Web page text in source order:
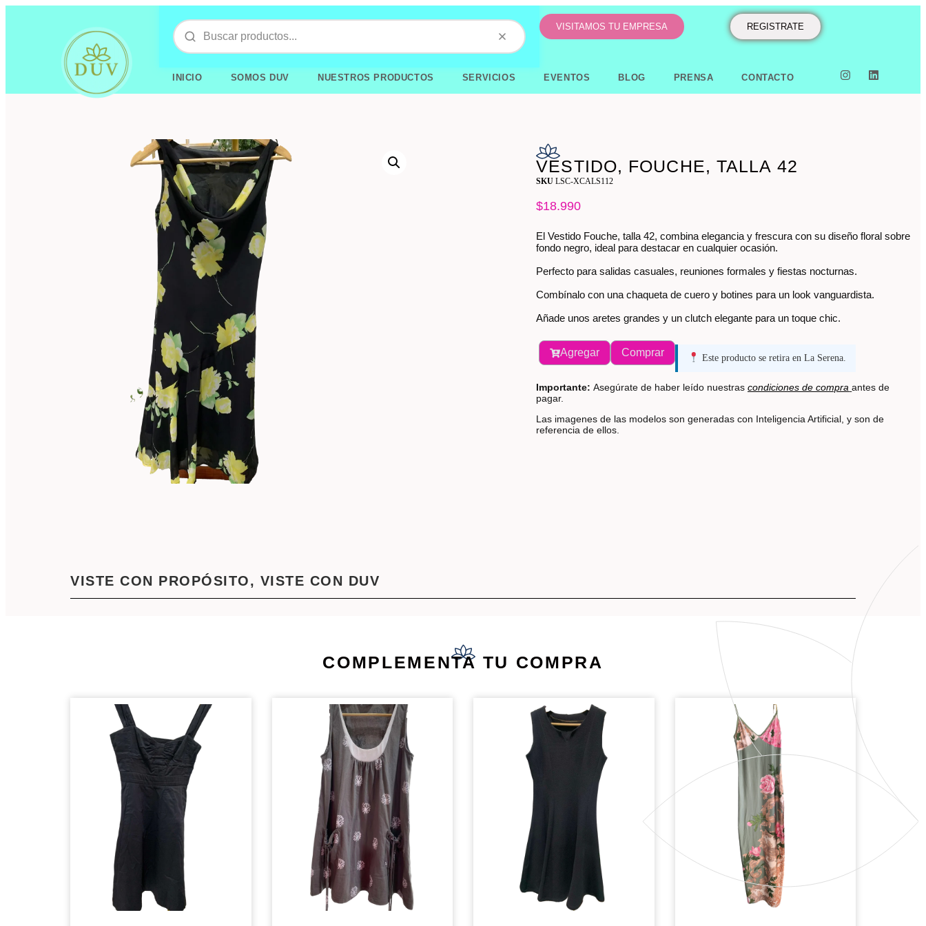
VISITAMOS TU EMPRESA REGISTRATE
INICIO SOMOS DUV NUESTROS PRODUCTOS SERVICIOS EVENTOS BLOG PRENSA CONTACTO
VESTIDO, FOUCHE, TALLA 42
SKULSC-XCALS112
$18.990
El Vestido Fouche, talla 42, combina elegancia y frescura con su diseño floral sobre
fondo negro, ideal para destacar en cualquier ocasión.
Perfecto para salidas casuales, reuniones formales y fiestas nocturnas.
Combínalo con una chaqueta de cuero y botines para un look vanguardista.
Añade unos aretes grandes y un clutch elegante para un toque chic.
Agregar Comprar Este producto se retira en La Serena.
Importante: Asegúrate de haber leído nuestrascondiciones de compra antes de
pagar.
Las imagenes de las modelos son generadas con Inteligencia Artificial, y son de
referencia de ellos.
VISTE CON PROPÓSITO, VISTE CON DUV
COMPLEMENTA TU COMPRA